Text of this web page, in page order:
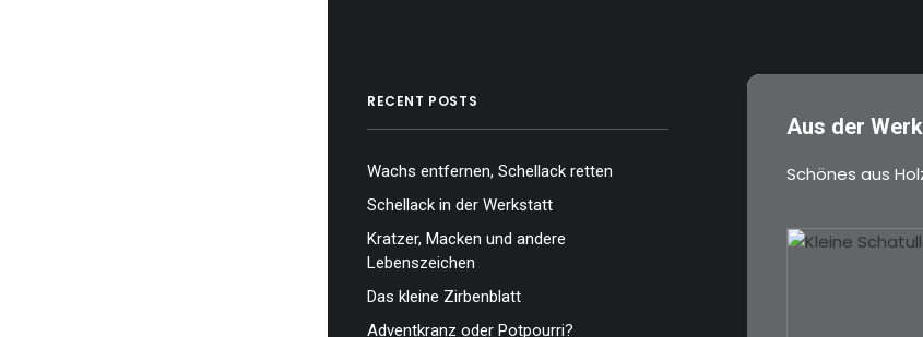
RECENT POSTS
Wachs entfernen, Schellack retten
Schellack in der Werkstatt
Kratzer, Macken und andere
Lebenszeichen
Das kleine Zirbenblatt
Adventkranz oder Potpourri?
Aus der
Schönes aus